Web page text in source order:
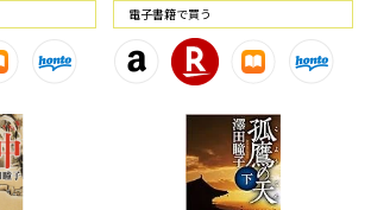
電⼦書籍で買う